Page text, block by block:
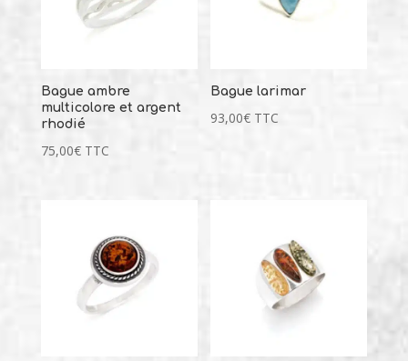
Bague ambre
multicolore et argent
rhodié
75,00€ TTC
Bague larimar
93,00€ TTC